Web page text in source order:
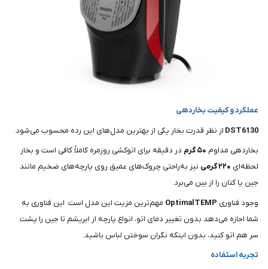
عملکرد و کیفیت بخاردهی
DST6130 از نظر قدرت بخار یکی از بهترین مدل‌های این رده محسوب می‌شود.
بخاردهی مداوم ۵۰ گرم
در دقیقه برای اتوکشی روزمره کاملاً کافی است و بخار
لحظه‌ای ۲۲۰ گرمی
نیز به‌راحتی چروک‌های عمیق روی پارچه‌های ضخیم مانند
جین یا کتان را از بین می‌برد.
وجود فناوری OptimalTEMP مهم‌ترین مزیت این مدل است. این فناوری به
شما اجازه می‌دهد بدون تغییر دمای اتو، انواع پارچه از ابریشم تا جین را پشت
سر هم اتو کنید، بدون اینکه نگران سوختن لباس باشید.
تجربه استفاده